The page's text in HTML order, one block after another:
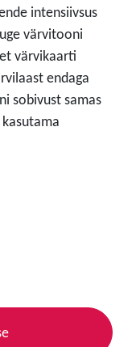
intensiivsus
värvitooni
värvikaarti
endaga
sobivust samas
kasutama